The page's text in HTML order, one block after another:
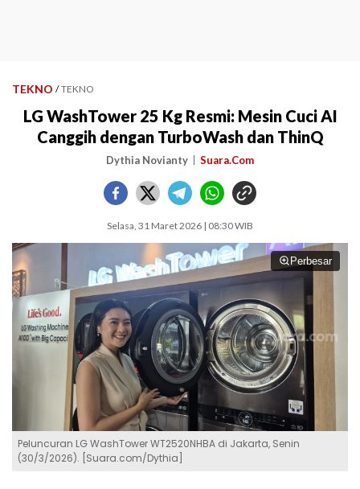
TEKNO / TEKNO
LG WashTower 25 Kg Resmi: Mesin Cuci AI
Canggih dengan TurboWash dan ThinQ
Dythia Novianty Suara.Com
Selasa, 31 Maret 2026 | 08:30 WIB
Perbesar
Peluncuran LG WashTower WT2520NHBA di Jakarta, Senin
(30/3/2026). [Suara.com/Dythia]